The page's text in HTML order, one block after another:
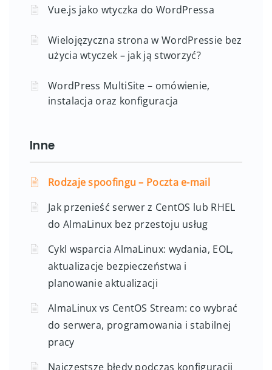
Vue.js jako wtyczka do WordPressa
Wielojęzyczna strona w WordPressie bez
użycia wtyczek – jak ją stworzyć?
WordPress MultiSite – omówienie,
instalacja oraz konfiguracja
Inne
Rodzaje spoofingu – Poczta e-mail
Jak przenieść serwer z CentOS lub RHEL
do AlmaLinux bez przestoju usług
Cykl wsparcia AlmaLinux: wydania, EOL,
aktualizacje bezpieczeństwa i
planowanie aktualizacji
AlmaLinux vs CentOS Stream: co wybrać
do serwera, programowania i stabilnej
pracy
Najczęstsze błędy podczas konfiguracji